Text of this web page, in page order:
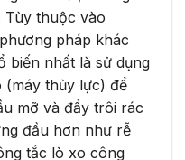
Tùy thuộc vào
pháp khác
biến nhất là sử dụng
(máy thủy lực) để
mỡ và đẩy trôi rác
đầu hơn như rễ
tắc lò xo công